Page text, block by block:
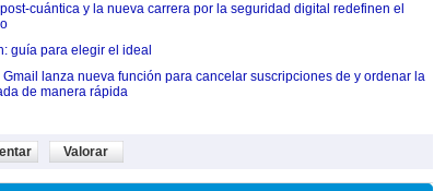
cuántica y la nueva carrera por la seguridad digital redefinen el
guía para elegir el ideal
lanza nueva función para cancelar suscripciones de y ordenar la
de manera rápida
Valorar